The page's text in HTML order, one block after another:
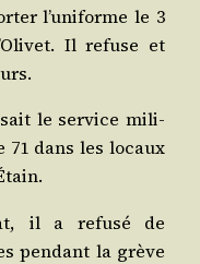
l’uniforme le 3
Il refuse et
le ser­vice mili­
71 dans les locaux
il a refu­sé de
pen­dant la grève